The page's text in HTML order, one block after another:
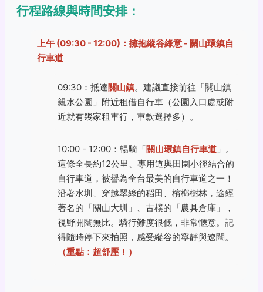
行程路線與時間安排：
上午 (09:30 - 12:00)：擁抱縱谷綠意 - 關山環鎮自
行車道
09:30：抵達關山鎮。建議直接前往「關山鎮
親水公園」附近租借自行車（公園入口處或附
近就有幾家租車行，車款選擇多）。
10:00 - 12:00：暢騎「關山環鎮自行車道 」。
這條全長約12公里、專用道與田園小徑結合的
自行車道，被譽為全台最美的自行車道之一！
沿著水圳、穿越翠綠的稻田、檳榔樹林，途經
著名的「關山大圳」、古樸的「農具倉庫」，
視野開闊無比。騎行難度很低，非常愜意。記
得隨時停下來拍照，感受縱谷的寧靜與遼闊。
（重點：超舒壓！）